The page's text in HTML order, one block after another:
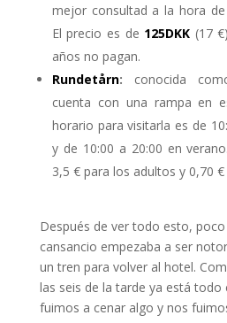
mejor consultad a la hora
El precio es de 125DKK (17
años no pagan.
Rundetårn: conocida
cuenta con una rampa en
horario para visitarla es de
y de 10:00 a 20:00 en
3,5 € para los adultos y 0,70
Después de ver todo esto,
cansancio empezaba a ser
un tren para volver al hotel.
las seis de la tarde ya está todo
fuimos a cenar algo y nos